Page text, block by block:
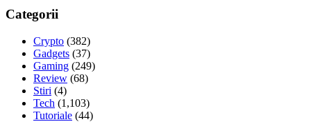
Categorii
Crypto (382)
Gadgets (37)
Gaming (249)
Review (68)
Stiri (4)
Tech (1,103)
Tutoriale (44)